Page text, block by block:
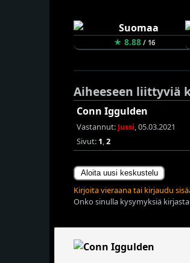
★ 8.88/ 16
Aiheeseen liittyviä
Conn Iggulden
Vastannut: Jussi, 05.03.2021
Sivut: 1,2
Aloita uusi keskustelu
Kirjoita vieraana tai kirjaudu
Onko sinulla kysymyksiä